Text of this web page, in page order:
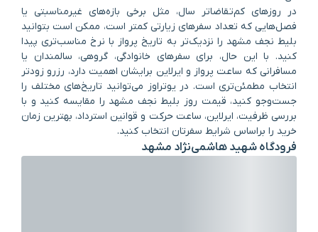
در روزهای کم‌تقاضاتر سال، مثل برخی بازه‌های غیرمناسبتی یا
فصل‌هایی که تعداد سفرهای زیارتی کمتر است، ممکن است بتوانید
بلیط نجف مشهد را نزدیک‌تر به تاریخ پرواز با نرخ مناسب‌تری پیدا
کنید. با این حال، برای سفرهای خانوادگی، گروهی، سالمندان یا
مسافرانی که ساعت پرواز و ایرلاین برایشان اهمیت دارد، رزرو زودتر
انتخاب مطمئن‌تری است. در یوتراوز می‌توانید تاریخ‌های مختلف را
جست‌وجو کنید، قیمت روز بلیط نجف مشهد را مقایسه کنید و با
بررسی ظرفیت، ایرلاین، ساعت حرکت و قوانین استرداد، بهترین زمان
خرید را براساس شرایط سفرتان انتخاب کنید.
فرودگاه شهید هاشمی‌نژاد مشهد